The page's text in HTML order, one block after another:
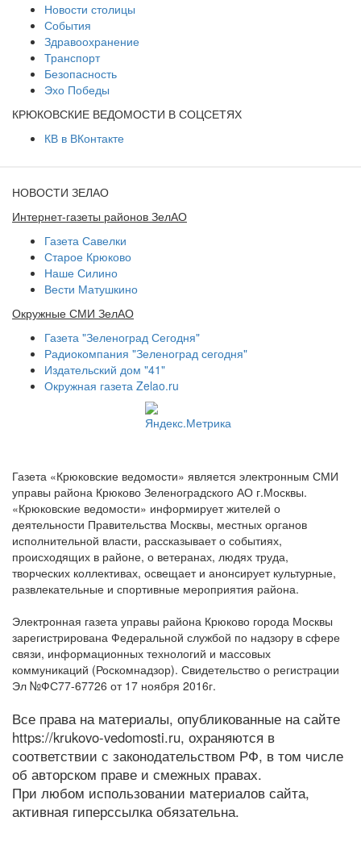
Новости столицы
События
Здравоохранение
Транспорт
Безопасность
Эхо Победы
КРЮКОВСКИЕ ВЕДОМОСТИ В СОЦСЕТЯХ
КВ в ВКонтакте
НОВОСТИ ЗЕЛАО
Интернет-газеты районов ЗелАО
Газета Савелки
Старое Крюково
Наше Силино
Вести Матушкино
Окружные СМИ ЗелАО
Газета "Зеленоград Сегодня"
Радиокомпания "Зеленоград сегодня"
Издательский дом "41"
Окружная газета Zelao.ru
Газета «Крюковские ведомости» является электронным СМИ
управы района Крюково Зеленоградского АО г.Москвы.
«Крюковские ведомости» информирует жителей о
деятельности Правительства Москвы, местных органов
исполнительной власти, рассказывает о событиях,
происходящих в районе, о ветеранах, людях труда,
творческих коллективах, освещает и анонсирует культурные,
развлекательные и спортивные мероприятия района.
Электронная газета управы района Крюково города Москвы
зарегистрирована Федеральной службой по надзору в сфере
связи, информационных технологий и массовых
коммуникаций (Роскомнадзор). Свидетельство о регистрации
Эл №ФС77-67726 от 17 ноября 2016г.
Все права на материалы, опубликованные на сайте
https://krukovo-vedomosti.ru, охраняются в
соответствии с законодательством РФ, в том числе
об авторском праве и смежных правах.
При любом использовании материалов сайта,
активная гиперссылка обязательна.